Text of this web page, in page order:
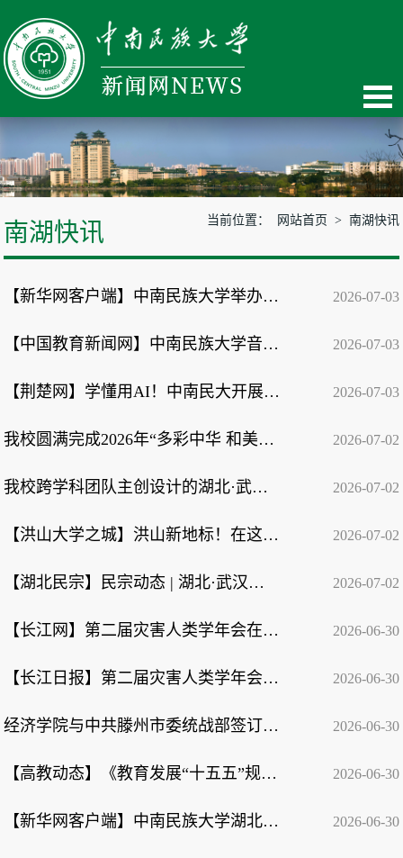
南湖快讯 当前位置： 网站首页 > 南湖快讯
【新华网客户端】中南民族大学举办庆祝中国共产党成立105周年主题音乐党课 2026-07-03
【中国教育新闻网】中南民族大学音乐党课为党的生日献礼 2026-07-03
【荆楚网】学懂用AI！中南民大开展“AI技能+数智素养提升月”活动 2026-07-03
我校圆满完成2026年“多彩中华 和美中南”YES项目 2026-07-02
我校跨学科团队主创设计的湖北·武汉中华民族共同体体验中心揭牌 2026-07-02
【洪山大学之城】洪山新地标！在这里一站式读懂中华民族共同体 2026-07-02
【湖北民宗】民宗动态 | 湖北·武汉中华民族共同体体验中心揭牌活动举行 2026-07-02
【长江网】第二届灾害人类学年会在中南民族大学举办 2026-06-30
【长江日报】第二届灾害人类学年会在中南民族大学举办 2026-06-30
经济学院与中共滕州市委统战部签订合作协议 2026-06-30
【高教动态】《教育发展“十五五”规划》，全文来了！ 2026-06-30
【新华网客户端】中南民族大学湖北省卓越工程师学院成立 2026-06-30